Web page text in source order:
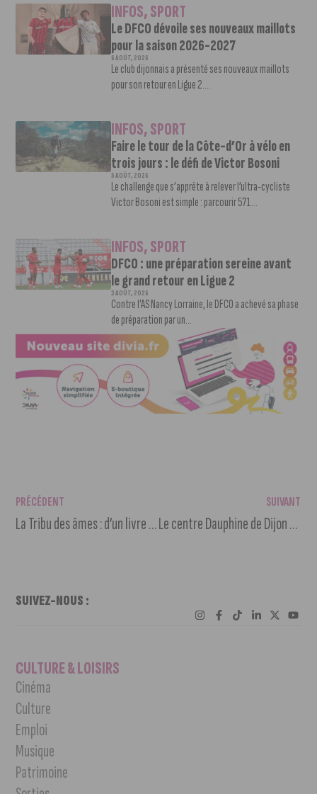
INFOS,SPORT
Le DFCO dévoile ses nouveaux maillots
pour la saison 2026-2027
6 AOÛT, 2026
Le club dijonnais a présenté ses nouveaux maillots
pour son retour en Ligue 2....
INFOS,SPORT
Faire le tour de la Côte-d’Or à vélo en
trois jours : le défi de Victor Bosoni
5 AOÛT, 2026
Le challenge que s’apprête à relever l’ultra-cycliste
Victor Bosoni est simple : parcourir 571...
INFOS,SPORT
DFCO : une préparation sereine avant
le grand retour en Ligue 2
3 AOÛT, 2026
Contre l’AS Nancy Lorraine, le DFCO a achevé sa phase
de préparation par un...
PRÉCÉDENT
La Tribu des âmes : d’un livre à un lieu à l’atmosphère chaleureuse
SUIVANT
Le centre Dauphine de Dijon va changer de visage
SUIVEZ-NOUS :
CULTURE & LOISIRS
Cinéma
Culture
Emploi
Musique
Patrimoine